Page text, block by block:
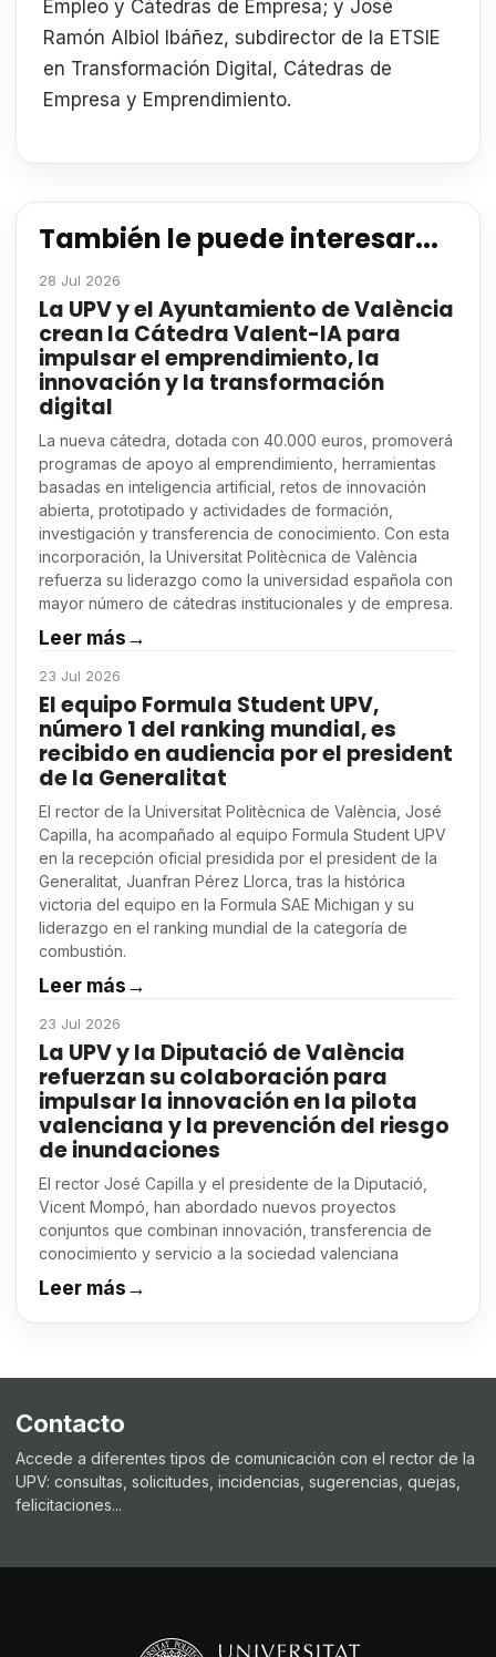
Empleo y Cátedras de Empresa; y José
Ramón Albiol Ibáñez, subdirector de la ETSIE
en Transformación Digital, Cátedras de
Empresa y Emprendimiento.
También le puede interesar...
28 Jul 2026
La UPV y el Ayuntamiento de València
crean la Cátedra Valent-IA para
impulsar el emprendimiento, la
innovación y la transformación
digital
La nueva cátedra, dotada con 40.000 euros, promoverá
programas de apoyo al emprendimiento, herramientas
basadas en inteligencia artificial, retos de innovación
abierta, prototipado y actividades de formación,
investigación y transferencia de conocimiento. Con esta
incorporación, la Universitat Politècnica de València
refuerza su liderazgo como la universidad española con
mayor número de cátedras institucionales y de empresa.
Leer más→
23 Jul 2026
El equipo Formula Student UPV,
número 1 del ranking mundial, es
recibido en audiencia por el president
de la Generalitat
El rector de la Universitat Politècnica de València, José
Capilla, ha acompañado al equipo Formula Student UPV
en la recepción oficial presidida por el president de la
Generalitat, Juanfran Pérez Llorca, tras la histórica
victoria del equipo en la Formula SAE Michigan y su
liderazgo en el ranking mundial de la categoría de
combustión.
Leer más→
23 Jul 2026
La UPV y la Diputació de València
refuerzan su colaboración para
impulsar la innovación en la pilota
valenciana y la prevención del riesgo
de inundaciones
El rector José Capilla y el presidente de la Diputació,
Vicent Mompó, han abordado nuevos proyectos
conjuntos que combinan innovación, transferencia de
conocimiento y servicio a la sociedad valenciana
Leer más→
Contacto
Accede a diferentes tipos de comunicación con el rector de la
UPV: consultas, solicitudes, incidencias, sugerencias, quejas,
felicitaciones...